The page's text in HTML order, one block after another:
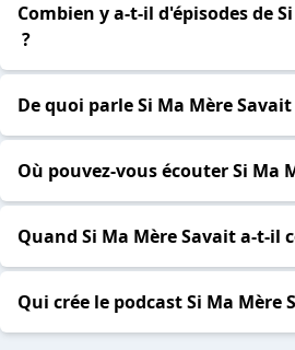
Combien y a-t-il d'épisodes de
?
De quoi parle Si Ma Mère
Où pouvez-vous écouter Si Ma
Quand Si Ma Mère Savait a-t-il
Qui crée le podcast Si Ma Mère